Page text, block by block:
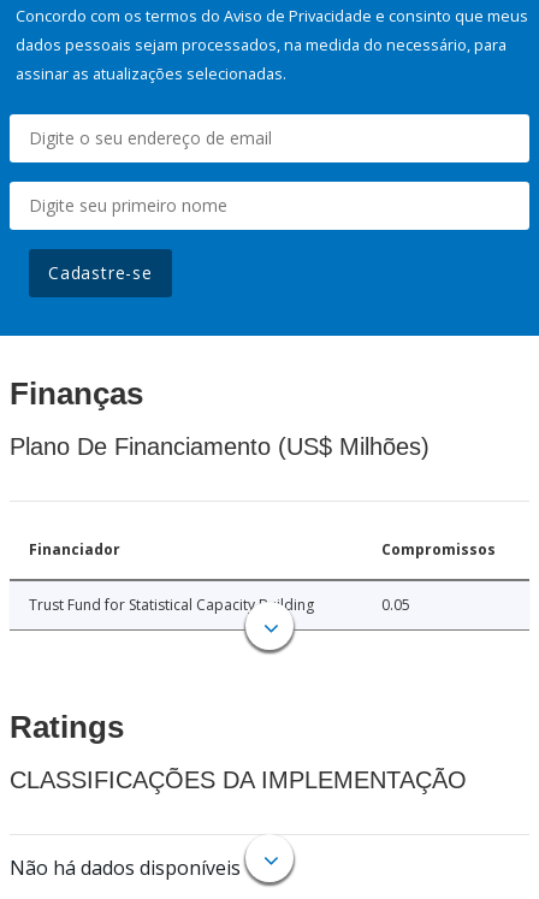
Concordo com os termos do Aviso de Privacidade e consinto que meus
dados pessoais sejam processados, na medida do necessário, para
assinar as atualizações selecionadas.
Cadastre-se
Finanças
Plano De Financiamento (US$ Milhões)
Financiador Compromissos
Trust Fund for Statistical Capacity Building 0.05
Ratings
CLASSIFICAÇÕES DA IMPLEMENTAÇÃO
Não há dados disponíveis